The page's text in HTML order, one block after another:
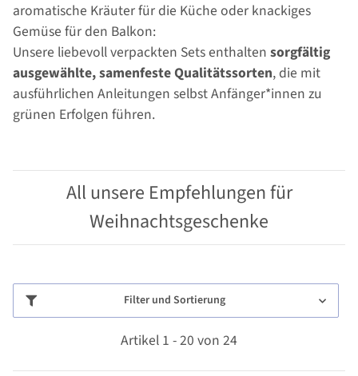
aromatische Kräuter für die Küche oder knackiges
Gemüse für den Balkon:
Unsere liebevoll verpackten Sets enthalten sorgfältig
ausgewählte, samenfeste Qualitätssorten, die mit
ausführlichen Anleitungen selbst Anfänger*innen zu
grünen Erfolgen führen.
All unsere Empfehlungen für
Weihnachtsgeschenke
Filter und Sortierung
Artikel 1 - 20 von 24